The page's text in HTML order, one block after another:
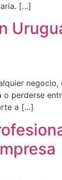
[…]
perderse
a […]